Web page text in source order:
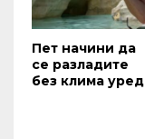
Пет начини да
се разладите
без клима уред